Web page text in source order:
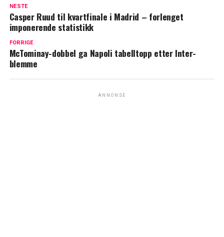
NESTE
Casper Ruud til kvartfinale i Madrid – forlenget
imponerende statistikk
FORRIGE
McTominay-dobbel ga Napoli tabelltopp etter Inter-
blemme
ANNONSE